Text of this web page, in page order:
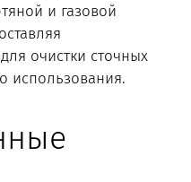
и газовой
очистки сточных
использования.